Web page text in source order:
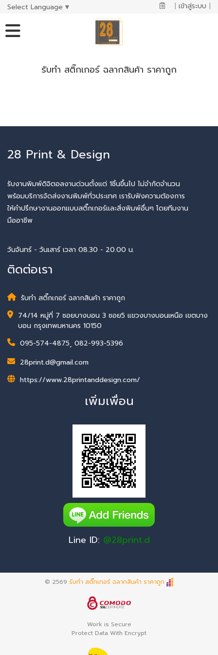
Select Language ▼ | เข้าสู่ระบบ |
รับทำ สติ๊กเกอร์ ฉลากสินค้า ราคาถูก
28 Print & Design
รับงานพิมพ์ดิจิตอลงานด่วนตั้งแต่ 1ชิ้นขึ้นไป ไม่จำกัดจำนวน
พร้อมบริการจัดส่งงานพิมพ์ทั่วประเทศ เรารับฟังความต้องการ
ให้คำปรึกษางานออกแบบสติ๊กเกอร์และสิ่งพิมพ์อื่นๆ โดยทีมงาน
มืออาชีพ
วันจันทร์ - วันเสาร์ เวลา 08.30 - 20.00 น.
ติดต่อเรา
รับทำ สติ๊กเกอร์ ฉลากสินค้า ราคาถูก
74/14 หมู่ที่ 7 ซอยบางบอน 3 ซอย5 แขวงบางบอนเหนือ เขตบาง
บอน กรุงเทพมหานคร 10150
095-574-4875, 082-993-5396
28print.d@gmail.com
https://www.28printanddesign.com/
เพิ่มเพื่อน
Line ID: @28print.d
© 2569 รับทำ สติ๊กเกอร์ ฉลากสินค้า ราคาถูก
Work is Secure
Protect Data With Encrypt